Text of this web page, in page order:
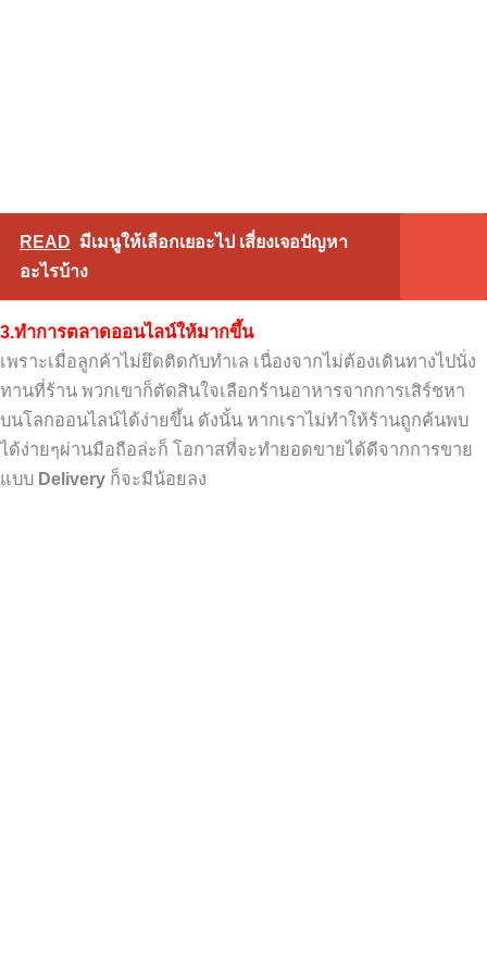
READ มีเมนูให้เลือกเยอะไป เสี่ยงเจอปัญหา
อะไรบ้าง
3.ทำการตลาดออนไลน์ให้มากขึ้น
เพราะเมื่อลูกค้าไม่ยึดติดกับทำเล เนื่องจากไม่ต้องเดินทางไปนั่ง
ทานที่ร้าน พวกเขาก็ตัดสินใจเลือกร้านอาหารจากการเสิร์ชหา
บนโลกออนไลน์ได้ง่ายขึ้น ดังนั้น หากเราไม่ทำให้ร้านถูกค้นพบ
ได้ง่ายๆผ่านมือถือล่ะก็ โอกาสที่จะทำยอดขายได้ดีจากการขาย
แบบ Delivery ก็จะมีน้อยลง